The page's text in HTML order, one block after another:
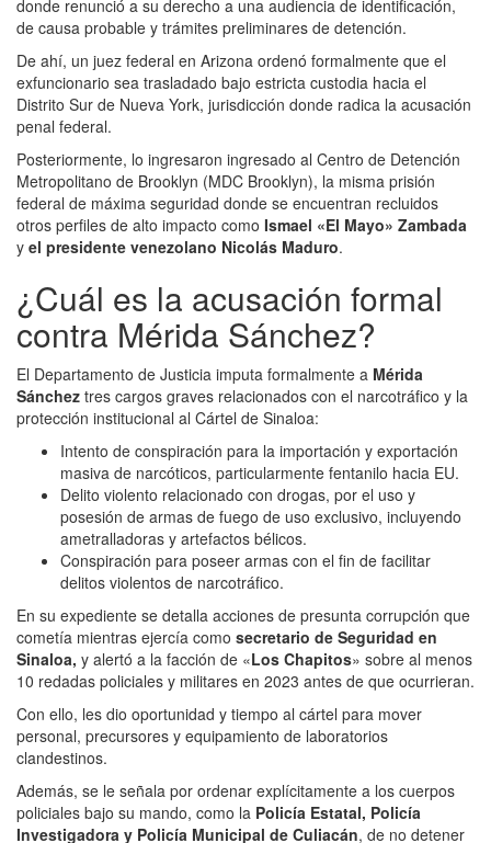
donde renunció a su derecho a una audiencia de identificación,
de causa probable y trámites preliminares de detención.
De ahí, un juez federal en Arizona ordenó formalmente que el
exfuncionario sea trasladado bajo estricta custodia hacia el
Distrito Sur de Nueva York, jurisdicción donde radica la acusación
penal federal.
Posteriormente, lo ingresaron ingresado al Centro de Detención
Metropolitano de Brooklyn (MDC Brooklyn), la misma prisión
federal de máxima seguridad donde se encuentran recluidos
otros perfiles de alto impacto como Ismael «El Mayo» Zambada
y el presidente venezolano Nicolás Maduro.
¿Cuál es la acusación formal
contra Mérida Sánchez?
El Departamento de Justicia imputa formalmente a Mérida
Sánchez tres cargos graves relacionados con el narcotráfico y la
protección institucional al Cártel de Sinaloa:
Intento de conspiración para la importación y exportación
masiva de narcóticos, particularmente fentanilo hacia EU.
Delito violento relacionado con drogas, por el uso y
posesión de armas de fuego de uso exclusivo, incluyendo
ametralladoras y artefactos bélicos.
Conspiración para poseer armas con el fin de facilitar
delitos violentos de narcotráfico.
En su expediente se detalla acciones de presunta corrupción que
cometía mientras ejercía como secretario de Seguridad en
Sinaloa, y alertó a la facción de «Los Chapitos» sobre al menos
10 redadas policiales y militares en 2023 antes de que ocurrieran.
Con ello, les dio oportunidad y tiempo al cártel para mover
personal, precursores y equipamiento de laboratorios
clandestinos.
Además, se le señala por ordenar explícitamente a los cuerpos
policiales bajo su mando, como la Policía Estatal, Policía
Investigadora y Policía Municipal de Culiacán, de no detener